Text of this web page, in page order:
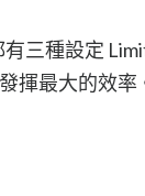
三種設定
揮最大的效